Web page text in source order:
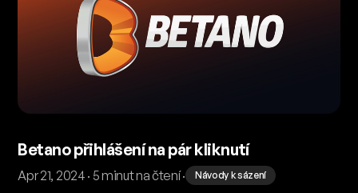
Betano přihlášení na pár kliknutí
Apr 21, 2024 · 5 minut na čtení · Návody k sázení